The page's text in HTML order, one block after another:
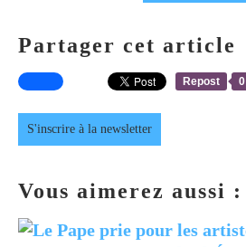
Partager cet article
Repost 0
S'inscrire à la newsletter
Vous aimerez aussi :